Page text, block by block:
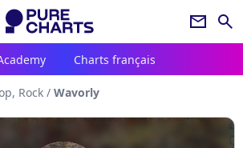
newsletter search
Charts français
Rock / Wavorly